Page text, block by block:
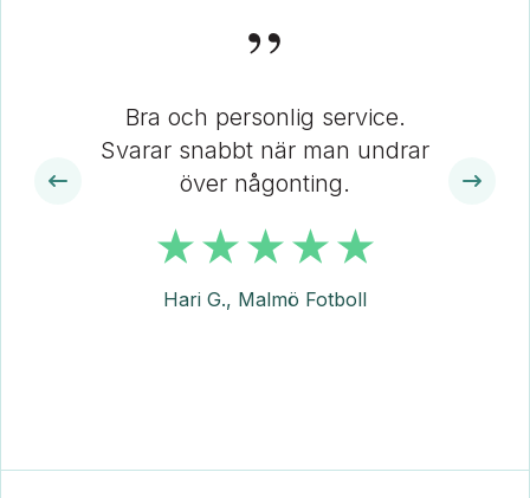
”
Bra och personlig service.
Svarar snabbt när man undrar
över någonting.
Hari G., Malmö Fotboll